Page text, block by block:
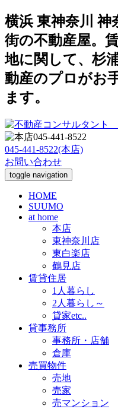
横浜 東神奈川 神
街の不動産屋。
地に関して、杉
動産のプロがお
ます。
045-441-8522(本店)
お問い合わせ
toggle navigation
HOME
SUUMO
at home
本店
東神奈川店
東白楽店
鶴見店
賃貸住居
1人暮らし
2人暮らし～
貸家etc..
貸事務所
事務所・店舗
倉庫
売買物件
売地
売家
売マンション